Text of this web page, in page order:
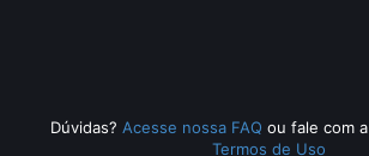
Dúvidas? Acesse nossa FAQ ou fale com a
Termos de Uso